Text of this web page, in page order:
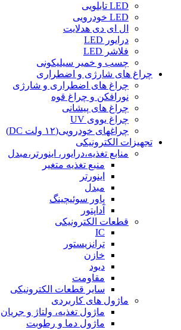
LED تابلویی
LED خودرویی
ال ای دی هدلایت
درایور LED
فلاشر LED
چسب و خمیر سیلیکونی
چراغ های شارژی و اضطراری
چراغ های اضطراری و شارژی
نورافکن و چراغ قوه
چراغ های پیشانی
چراغ یووی UV
چراغهای خودرویی(۱۲ ولت DC)
تجهیزات الکترونیکی
منابع تغذیه،درایور، اینورتر،مبدل
منبع تغذیه متغیر
اینورتر
مبدل
پاور سوئیچینگ
آداپتور
قطعات الکترونیکی
IC
ترانزیستور
خازن
دیود
مقاومت
سایر قطعات الکترونیکی
ماژول های کاربردی
ماژول تغذیه، ولتاژ و جریان
ماژول دما و رطوبت